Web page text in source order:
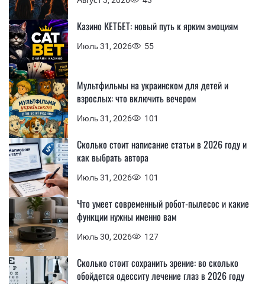
Июль 31, 2026 55
Казино КЕТБЕТ: новый путь к ярким эмоциям
Июль 31, 2026 101
Мультфильмы на украинском для детей и
взрослых: что включить вечером
Июль 31, 2026 101
Сколько стоит написание статьи в 2026 году и
как выбрать автора
Июль 30, 2026 127
Что умеет современный робот-пылесос и какие
функции нужны именно вам
Сколько стоит сохранить зрение: во сколько
обойдется одесситу лечение глаз в 2026 году